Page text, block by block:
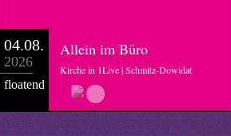
04.08.
2026
floatend
Allein im Büro
Kirche in 1Live | Schmitz-Dowidat